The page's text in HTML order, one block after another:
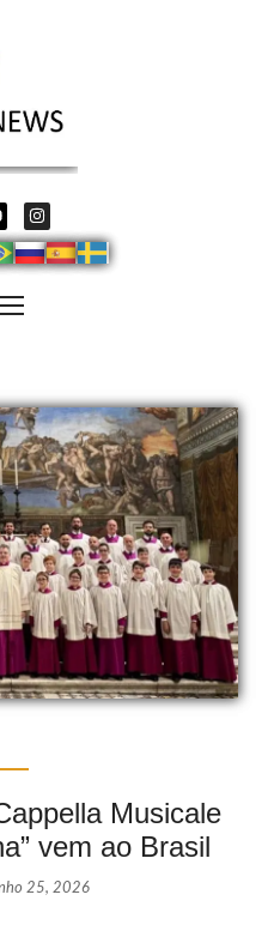
Musicale
vem ao Brasil
25, 2026